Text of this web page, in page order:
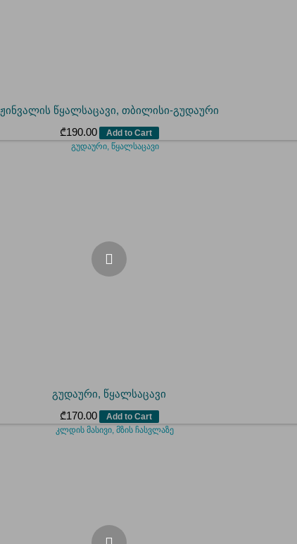
ჟინვალის წყალსაცავი, თბილისი-გუდაური
₾190.00 Add to Cart
გუდაური, წყალსაცავი
₾170.00 Add to Cart